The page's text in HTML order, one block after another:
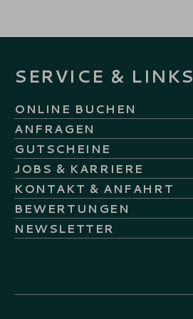
SERVICE & LINKS
ONLINE BUCHEN
ANFRAGEN
GUTSCHEINE
JOBS & KARRIERE
KONTAKT & ANFAHRT
BEWERTUNGEN
NEWSLETTER